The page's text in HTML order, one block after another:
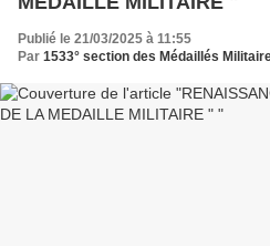
Publié le 21/03/2025 à 11:55
Par 1533° section des Médaillés